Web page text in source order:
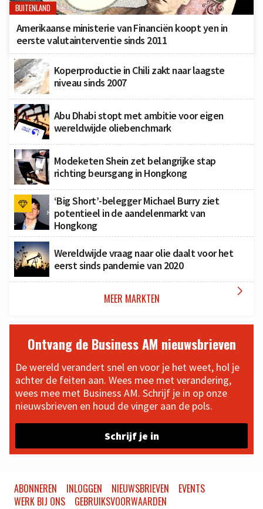
BUITENLAND
Amerikaanse ministerie van Financiën koopt yen in
eerste valutainterventie sinds 2011
Koperproductie in Chili zakt naar laagste
niveau sinds 2007
Abu Dhabi stopt met ambitie voor eigen
wereldwijde oliebenchmark
Modeketen Shein zet belangrijke stap
richting beursgang in Hongkong
‘Big Short’-belegger Michael Burry ziet
potentieel in de aandelenmarkt van
Hongkong
Wereldwijde vraag naar olie daalt voor het
eerst sinds pandemie van 2020
MEER MARKTEN 
Ontvang de Business AM nieuwsbrieven
De wereld verandert snel en voor je het weet, hol je
achter de feiten aan. Wees mee met verandering,
wees mee met Business AM. Schrijf je in op onze
nieuwsbrieven en houd de vinger aan de pols.
Schrijf je in
ABONNEREN INLOGGEN NIEUWSBRIEVEN
EVENTS
WERK BIJ ONS
GEBRUIKSVOORWAARDEN